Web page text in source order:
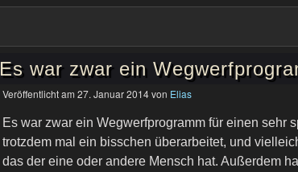
Es war zwar ein
Veröffentlicht am 27. Januar 2014von Elias
Es war zwar ein Wegwerfprogramm für einen sehr
trotzdem mal ein bisschen überarbeitet, und
das der eine oder andere Mensch hat. Außerdem